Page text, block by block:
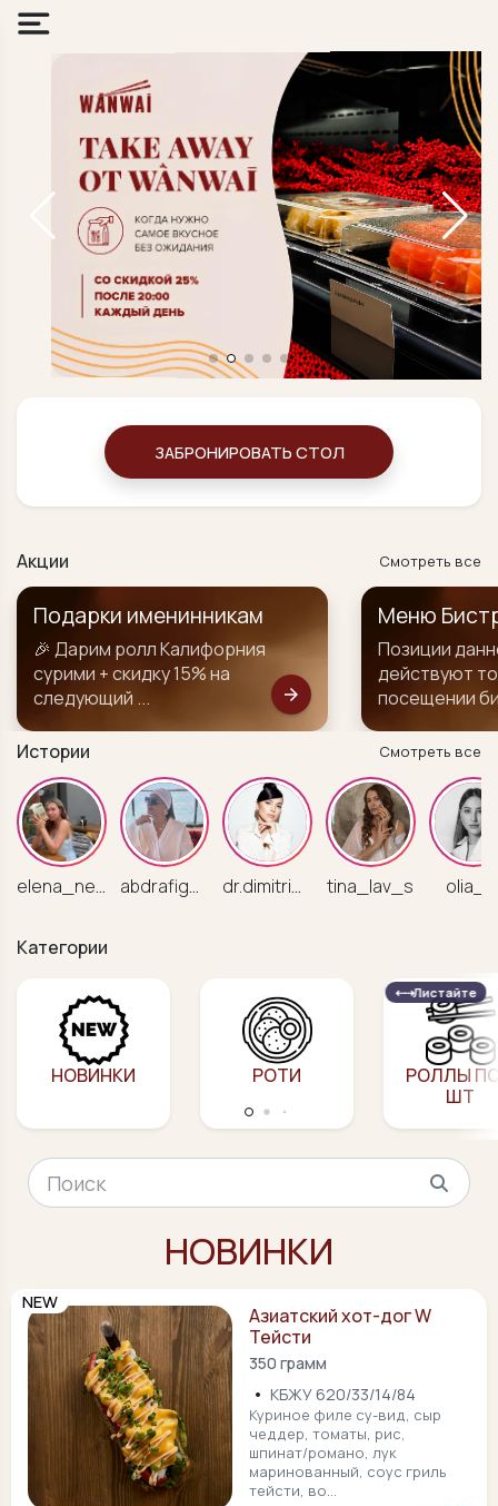
ЗАБРОНИРОВАТЬ СТОЛ
Акции Смотреть все
Подарки именинникам
🎉 Дарим ролл Калифорния
сурими + скидку 15% на
следующий ...
arrow_forward
Меню
Позиции
действуют
посещении
Истории Смотреть все
elena_nemecz abdrafigova_guzel dr.dimitrieva tina_lav_s
Категории
⇠⇢Листайте
НОВИНКИ РОТИ
РОЛЛЫ
ШТ
НОВИНКИ
NEW
Азиатский хот-дог W
Тейсти
350 грамм
• КБЖУ 620/33/14/84
Куриное филе су-вид, сыр
чеддер, томаты, рис,
шпинат/романо, лук
маринованный, соус гриль
тейсти, во...